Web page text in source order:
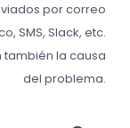
por correo
SMS, Slack, etc.
también la causa
del problema.